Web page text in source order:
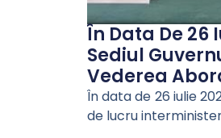
În Data De 26
Sediul
Vederea
În data de 26 iulie
de lucru